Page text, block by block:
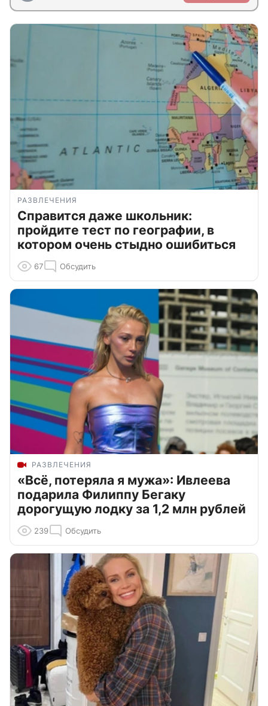
РАЗВЛЕЧЕНИЯ
Справится даже школьник:
пройдите тест по географии, в
котором очень стыдно ошибиться
67 Обсудить
РАЗВЛЕЧЕНИЯ
«Всё, потеряла я мужа»: Ивлеева
подарила Филиппу Бегаку
дорогущую лодку за 1,2 млн рублей
239 Обсудить